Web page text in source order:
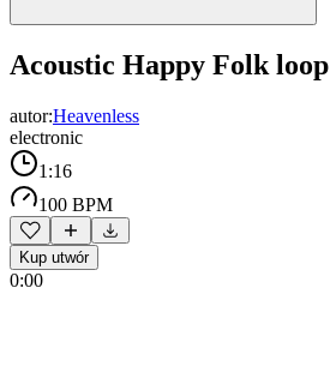
Acoustic Happy Folk loop
autor:Heavenless
electronic
1:16
100 BPM
Kup utwór
0:00